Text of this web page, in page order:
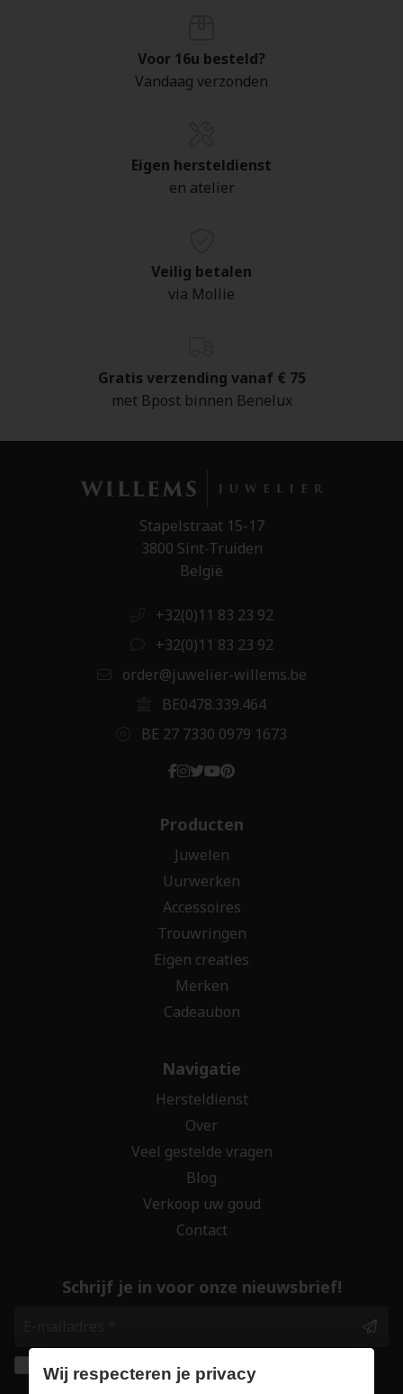
Voor 16u besteld?
Vandaag verzonden
Eigen hersteldienst
en atelier
Veilig betalen
via Mollie
Gratis verzending vanaf € 75
met Bpost binnen Benelux
Stapelstraat 15-17
3800 Sint-Truiden
België
+32(0)11 83 23 92
+32(0)11 83 23 92
order@juwelier-willems.be
BE0478.339.464
BE 27 7330 0979 1673
Producten
Juwelen
Uurwerken
Accessoires
Trouwringen
Eigen creaties
Merken
Cadeaubon
Navigatie
Hersteldienst
Over
Veel gestelde vragen
Blog
Verkoop uw goud
Contact
Schrijf je in voor onze nieuwsbrief!
Ik geef de toestemming om mijn gegevens te
bewaren en verwerken zoals aangegeven in
Wij respecteren je privacy